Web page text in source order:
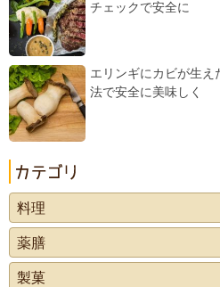
チェックで安全に
エリンギにカビが生え
法で安全に美味しく
料理
薬膳
製菓